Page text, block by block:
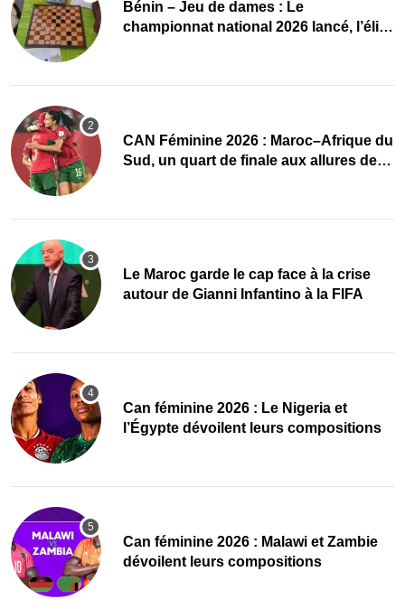
Bénin – Jeu de dames : Le
championnat national 2026 lancé, l’élite
CAN Féminine 2026 : Maroc–Afrique du
Sud, un quart de finale aux allures de
Le Maroc garde le cap face à la crise
autour de Gianni Infantino à la FIFA
‎Can féminine 2026 : Le Nigeria et
l’Égypte dévoilent leurs compositions
‎Can féminine 2026 : Malawi et Zambie
dévoilent leurs compositions